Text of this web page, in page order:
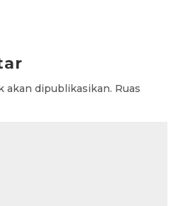
r
a
e
akan dipublikasikan. Ruas